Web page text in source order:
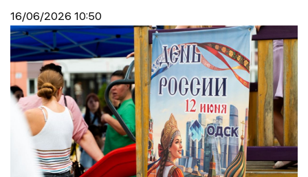
16/06/2026 10:50